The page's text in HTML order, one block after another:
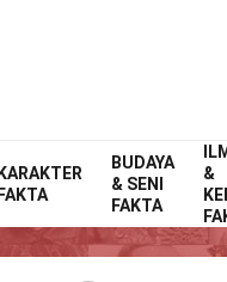
KARAKTER
FAKTA
BUDAYA
& SENI
FAKTA
&
30